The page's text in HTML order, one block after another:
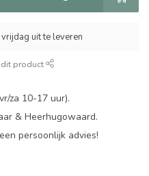
uit te leveren
product
za 10-17 uur).
& Heerhugowaard.
persoonlijk advies!